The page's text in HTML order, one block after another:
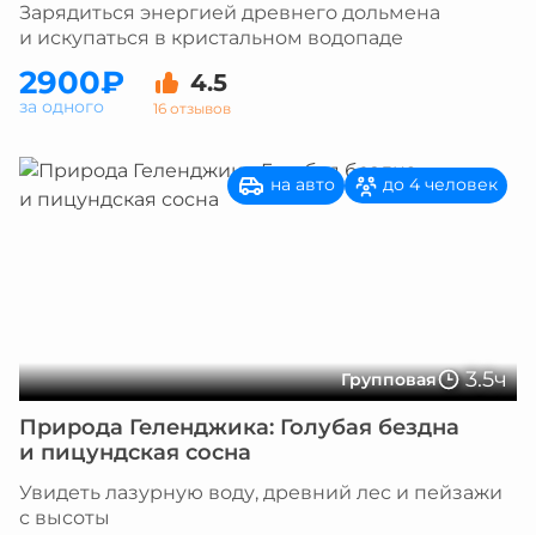
Зарядиться энергией древнего дольмена
и искупаться в кристальном водопаде
2900₽ 4.5
16 отзывов
за одного
Групповая 3.5ч
на авто до 4 человек
Природа Геленджика: Голубая бездна
и пицундская сосна
Увидеть лазурную воду, древний лес и пейзажи
с высоты